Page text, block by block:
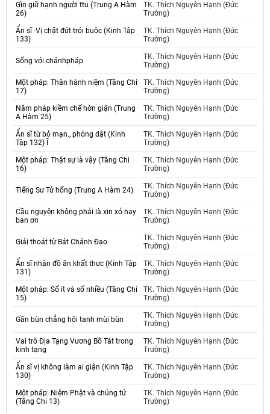
Gìn giữ hạnh người ttu (Trung A Hàm
26)
TK. Thích Nguyên Hạnh (Đức
Trường)
Ẩn sĩ -Vị chặt đứt trói buộc (Kinh Tập
133)
TK. Thích Nguyên Hạnh (Đức
Trường)
Sống với chánhpháp
TK. Thích Nguyên Hạnh (Đức
Trường)
Một pháp: Thân hành niệm (Tăng Chi
17)
TK. Thích Nguyên Hạnh (Đức
Trường)
Năm pháp kiềm chế hờn giận (Trung
A Hàm 25)
TK. Thích Nguyên Hạnh (Đức
Trường)
Ẩn sĩ từ bỏ mạn., phóng dật (Kinh
Tập 132) Ĩ
TK. Thích Nguyên Hạnh (Đức
Trường)
Một pháp: Thật sự là vậy (Tăng Chi
16)
TK. Thích Nguyên Hạnh (Đức
Trường)
Tiếng Sư Tử hống (Trung A Hàm 24)
TK. Thích Nguyên Hạnh (Đức
Trường)
Cầu nguyện không phải là xin xỏ hay
ban ơn
TK. Thích Nguyên Hạnh (Đức
Trường)
Giải thoát từ Bát Chánh Đạo
TK. Thích Nguyên Hạnh (Đức
Trường)
Ẩn sĩ nhận đồ ăn khất thực (Kinh Tập
131)
TK. Thích Nguyên Hạnh (Đức
Trường)
Một pháp: Số ít và số nhiều (Tăng Chi
15)
TK. Thích Nguyên Hạnh (Đức
Trường)
Gần bùn chẳng hôi tanh mùi bùn
TK. Thích Nguyên Hạnh (Đức
Trường)
Vai trò Địa Tạng Vương Bồ Tát trong
kinh tạng
TK. Thích Nguyên Hạnh (Đức
Trường)
Ẩn sĩ vị không làm ai giận (Kinh Tập
130)
TK. Thích Nguyên Hạnh (Đức
Trường)
Một pháp: Niệm Phật và chủng tử
(Tăng Chi 13)
TK. Thích Nguyên Hạnh (Đức
Trường)